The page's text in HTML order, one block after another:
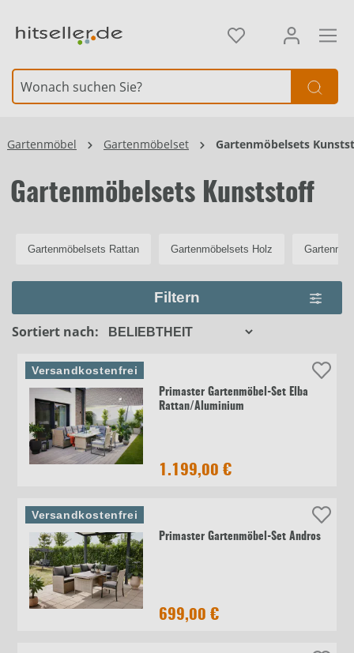
Gartenmöbel Gartenmöbelset Gartenmöbelsets
Gartenmöbelsets Kunststoff
Gartenmöbelsets Rattan Gartenmöbelsets Holz
Filtern
Sortiert nach:
Primaster Gartenmöbel-Set Elba
Rattan/Aluminium
1.199,00 €
Versandkostenfrei
Primaster Gartenmöbel-Set Andros
699,00 €
Versandkostenfrei